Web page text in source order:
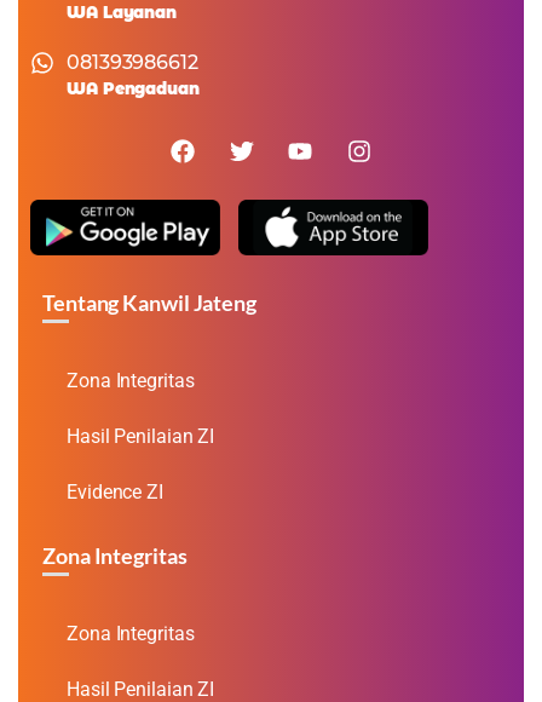
WA Layanan
081393986612
WA Pengaduan
Tentang Kanwil Jateng
Zona Integritas
Hasil Penilaian ZI
Evidence ZI
Zona Integritas
Zona Integritas
Hasil Penilaian ZI